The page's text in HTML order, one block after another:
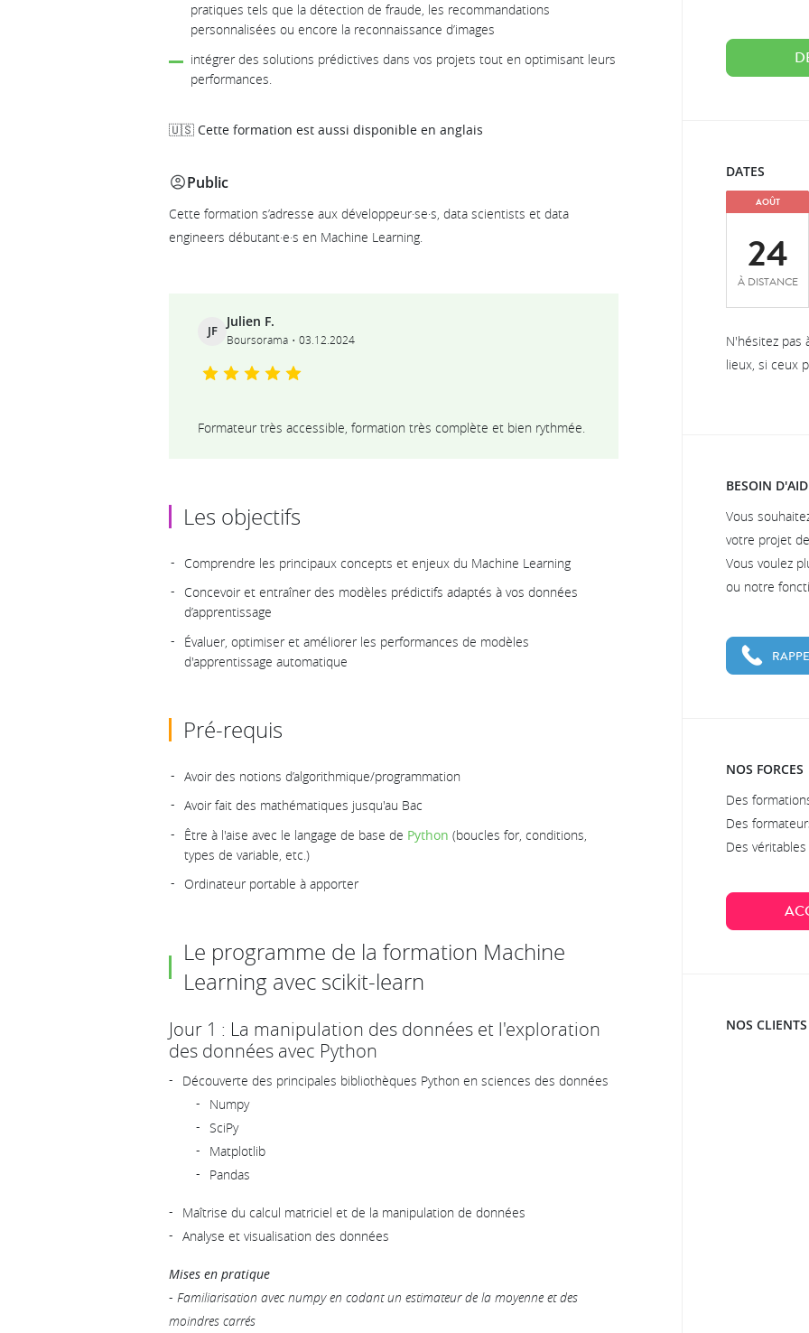
pratiques tels que la détection de fraude, les recommandations
personnalisées ou encore la reconnaissance d’images
intégrer des solutions prédictives dans vos projets tout en optimisant leurs
performances.
🇺🇸 Cette formation est aussi disponible en anglais
Public
Cette formation s’adresse aux développeur·se·s, data scientists et data
engineers débutant·e·s en Machine Learning.
JF
Julien F.
Boursorama 03.12.2024
Formateur très accessible, formation très complète et bien rythmée.
Les objectifs
Comprendre les principaux concepts et enjeux du Machine Learning
Concevoir et entraîner des modèles prédictifs adaptés à vos données
d’apprentissage
Évaluer, optimiser et améliorer les performances de modèles
d'apprentissage automatique
Pré-requis
Avoir des notions d’algorithmique/programmation
Avoir fait des mathématiques jusqu'au Bac
Être à l'aise avec le langage de base de Python (boucles for, conditions,
types de variable, etc.)
Ordinateur portable à apporter
Le programme de la formation Machine
Learning avec scikit-learn
Jour 1 : La manipulation des données et l'exploration
des données avec Python
Découverte des principales bibliothèques Python en sciences des données
Numpy
SciPy
Matplotlib
Pandas
Maîtrise du calcul matriciel et de la manipulation de données
Analyse et visualisation des données
Mises en pratique
- Familiarisation avec numpy en codant un estimateur de la moyenne et des
moindres carrés
DATES
AOÛT
24
À DISTANCE
N'hésitez pas
lieux, si ceux
BESOIN
Vous
votre projet
Vous voulez
ou notre
NOS FORCES
Des
Des
Des
NOS CLIENTS